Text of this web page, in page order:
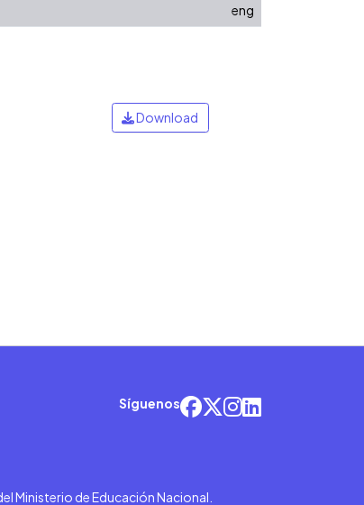
eng
Download
Síguenos
Ministerio de Educación Nacional.